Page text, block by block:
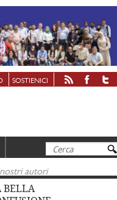
SOSTIENICI
Cerca
autori
BELLA